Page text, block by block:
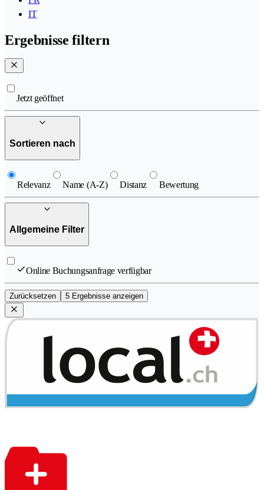
IT
Ergebnisse filtern
Jetzt geöffnet
Sortieren nach
Relevanz Name (A-Z) Distanz Bewertung
Allgemeine Filter
Online Buchungsanfrage verfügbar
Zurücksetzen 5 Ergebnisse anzeigen